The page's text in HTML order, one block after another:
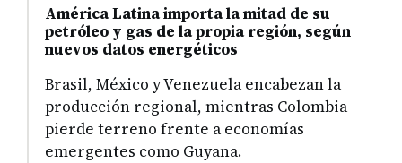
América Latina importa la mitad de su
petróleo y gas de la propia región, según
nuevos datos energéticos
Brasil, México y Venezuela encabezan la
producción regional, mientras Colombia
pierde terreno frente a economías
emergentes como Guyana.